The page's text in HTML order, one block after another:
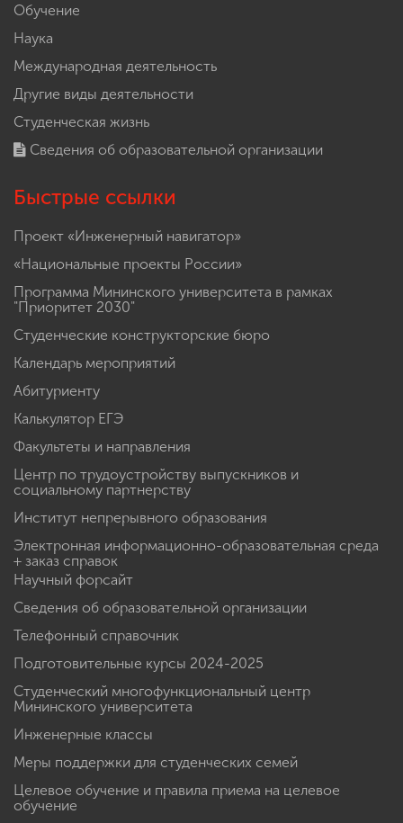
Обучение
Наука
Международная деятельность
Другие виды деятельности
Студенческая жизнь
Сведения об образовательной организации
Быстрые ссылки
Проект «Инженерный навигатор»
«Национальные проекты России»
Программа Мининского университета в рамках
"Приоритет 2030"
Студенческие конструкторские бюро
Календарь мероприятий
Абитуриенту
Калькулятор ЕГЭ
Факультеты и направления
Центр по трудоустройству выпускников и
социальному партнерству
Институт непрерывного образования
Электронная информационно-образовательная среда
+ заказ справок
Научный форсайт
Сведения об образовательной организации
Телефонный справочник
Подготовительные курсы 2024-2025
Студенческий многофункциональный центр
Мининского университета
Инженерные классы
Меры поддержки для студенческих семей
Целевое обучение и правила приема на целевое
обучение